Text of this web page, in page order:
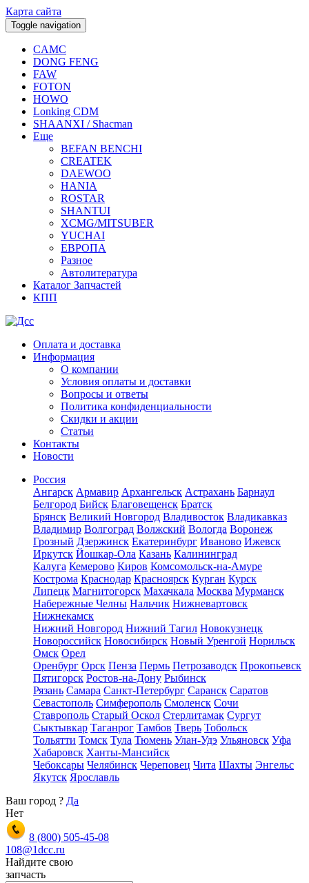
Карта сайта
Toggle navigation
CAMC
DONG FENG
FAW
FOTON
HOWO
Lonking CDM
SHAANXI / Shacman
Еще
BEFAN BENCHI
CREATEK
DAEWOO
HANIA
ROSTAR
SHANTUI
XCMG/MITSUBER
YUCHAI
ЕВРОПА
Разное
Aвтолитература
Каталог Запчастей
КПП
Оплата и доставка
Информация
О компании
Условия оплаты и доставки
Вопросы и ответы
Политика конфиденциальности
Скидки и акции
Статьи
Контакты
Новости
Россия
Ангарск Армавир Архангельск Астрахань Барнаул
Белгород Бийск Благовещенск Братск
Брянск Великий Новгород Владивосток Владикавказ
Владимир Волгоград Волжский Вологда Воронеж
Грозный Дзержинск Екатеринбург Иваново Ижевск
Иркутск Йошкар-Ола Казань Калининград
Калуга Кемерово Киров Комсомольск-на-Амуре
Кострома Краснодар Красноярск Курган Курск
Липецк Магнитогорск Махачкала Москва Мурманск
Набережные Челны Нальчик Нижневартовск
Нижнекамск
Нижний Новгород Нижний Тагил Новокузнецк
Новороссийск Новосибирск Новый Уренгой Норильск
Омск Орел
Оренбург Орск Пенза Пермь Петрозаводск Прокопьевск
Пятигорск Ростов-на-Дону Рыбинск
Рязань Самара Санкт-Петербург Саранск Саратов
Севастополь Симферополь Смоленск Сочи
Ставрополь Старый Оскол Стерлитамак Сургут
Сыктывкар Таганрог Тамбов Тверь Тобольск
Тольятти Томск Тула Тюмень Улан-Удэ Ульяновск Уфа
Хабаровск Ханты-Мансийск
Чебоксары Челябинск Череповец Чита Шахты Энгельс
Якутск Ярославль
Ваш город ? Да
Нет
8 (800) 505-45-08
108@1dcc.ru
Найдите свою
запчасть